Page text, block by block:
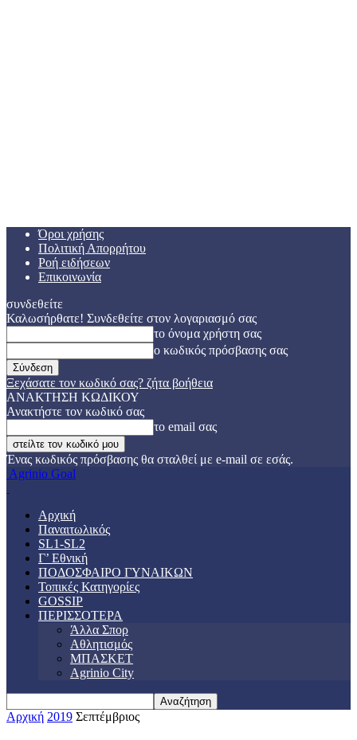
Όροι χρήσης
Πολιτική Απορρήτου
Ροή ειδήσεων
Επικοινωνία
συνδεθείτε
Καλωσήρθατε! Συνδεθείτε στον λογαριασμό σας
το όνομα χρήστη σας
ο κωδικός πρόσβασης σας
Ξεχάσατε τον κωδικό σας? ζήτα βοήθεια
ΑΝΑΚΤΗΣΗ ΚΩΔΙΚΟΥ
Ανακτήστε τον κωδικό σας
το email σας
Ένας κωδικός πρόσβασης θα σταλθεί με e-mail σε εσάς.
Agrinio Goal
Αρχική
Παναιτωλικός
SL1-SL2
Γ’ Εθνική
ΠΟΔΟΣΦΑΙΡΟ ΓΥΝΑΙΚΩΝ
Τοπικές Κατηγορίες
GOSSIP
ΠΕΡΙΣΣΟΤΕΡΑ
Άλλα Σπορ
Αθλητισμός
ΜΠΑΣΚΕΤ
Agrinio City
Αρχική 2019 Σεπτέμβριος